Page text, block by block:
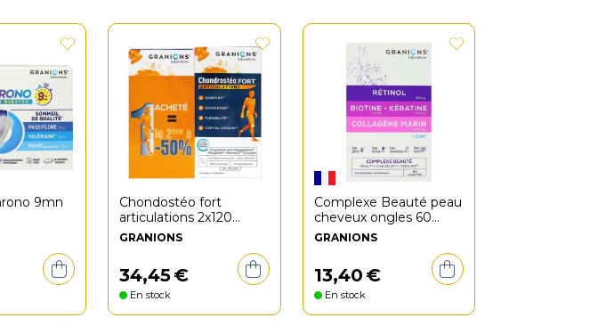
9mn
30
Chondostéo fort
articulations 2x120
comprimés
GRANIONS
34,45€
En stock
Complexe Beauté peau
cheveux ongles 60
comprimés
GRANIONS
13,40 €
En stock